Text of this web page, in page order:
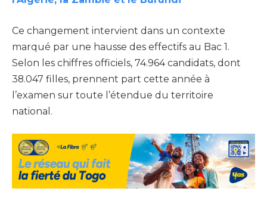
Ce changement intervient dans un contexte
marqué par une hausse des effectifs au Bac 1.
Selon les chiffres officiels, 74.964 candidats, dont
38.047 filles, prennent part cette année à
l’examen sur toute l’étendue du territoire
national.